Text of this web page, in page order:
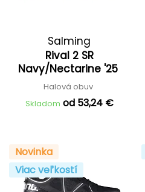
Salming
Rival 2 SR
Navy/Nectarine '25
Halová obuv
Skladom od 53,24 €
Novinka
Viac veľkostí